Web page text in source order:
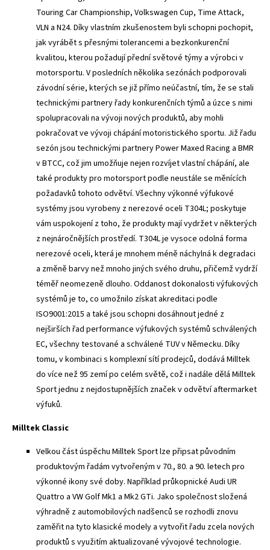
Touring Car Championship, Volkswagen Cup, Time Attack,
VLN a N24. Díky vlastním zkušenostem byli schopni pochopit,
jak vyrábět s přesnými tolerancemi a bezkonkurenční
kvalitou, kterou požadují přední světové týmy a výrobci v
motorsportu. V posledních několika sezónách podporovali
závodní série, kterých se již přímo neúčastní, tím, že se stali
technickými partnery řady konkurenčních týmů a úzce s nimi
spolupracovali na vývoji nových produktů, aby mohli
pokračovat ve vývoji chápání motoristického sportu. Již řadu
sezón jsou technickými partnery Power Maxed Racing a BMR
v BTCC, což jim umožňuje nejen rozvíjet vlastní chápání, ale
také produkty pro motorsport podle neustále se měnících
požadavků tohoto odvětví. Všechny výkonné výfukové
systémy jsou vyrobeny z nerezové oceli T304L; poskytuje
vám uspokojení z toho, že produkty mají vydržet v některých
z nejnáročnějších prostředí. T304L je vysoce odolná forma
nerezové oceli, která je mnohem méně náchylná k degradaci
a změně barvy než mnoho jiných svého druhu, přičemž vydrží
téměř neomezeně dlouho. Oddanost dokonalosti výfukových
systémů je to, co umožnilo získat akreditaci podle
ISO9001:2015 a také jsou schopni dosáhnout jedné z
nejširších řad performance výfukových systémů schválených
EC, všechny testované a schválené TUV v Německu. Díky
tomu, v kombinaci s komplexní sítí prodejců, dodává Milltek
do více než 95 zemí po celém světě, což i nadále dělá Milltek
Sport jednu z nejdostupnějších značek v odvětví aftermarket
výfuků.
Milltek Classic
Velkou část úspěchu Milltek Sport lze připsat původním
produktovým řadám vytvořeným v 70., 80. a 90. letech pro
výkonné ikony své doby. Například průkopnické Audi UR
Quattro a VW Golf Mk1 a Mk2 GTi. Jako společnost složená
výhradně z automobilových nadšenců se rozhodli znovu
zaměřit na tyto klasické modely a vytvořit řadu zcela nových
produktů s využitím aktualizované vývojové technologie.